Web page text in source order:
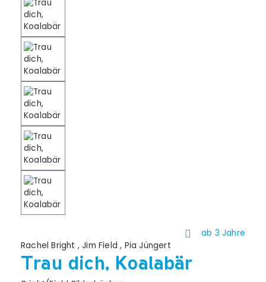
ab 3 Jahre
Rachel Bright ,Jim Field, Pia Jüngert
Trau dich, Koalabär